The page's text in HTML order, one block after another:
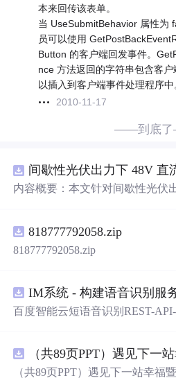
本来回传该表单。
当 UseSubmitBehavior 属性为
员可以使用
Button 的客户端回发事件。
nce 方法返回的字符串包含客
以插入到客户端事件处理程序中
2010-11-17
——到底
内容概要：本文针对间歇性光伏
含光伏阵列、Boost型DC-DC变
与锂离子电池储能系统的完整拓
架构，集成电压外环与电流内环
光照强度波动、负载突变等动态
定。在Simulink环境中搭建全系
在无外部电网支撑下的自主运行能
合人群：具备电力电子、自动控
的电气工程及相关专业研究生、
818777792058.zip
818777792058.zip
IM系统 - 构建语音识别服
百度智能云短语音识别REST-
（共89页PPT）遇见下一站幸福